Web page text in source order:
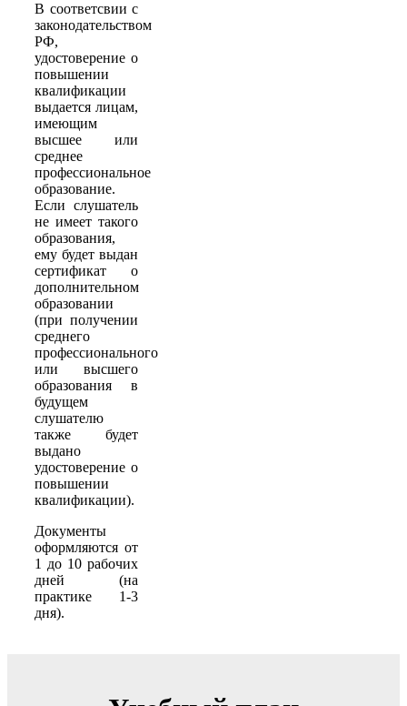
В соответсвии с
законодательством
РФ,
удостоверение о
повышении
квалификации
выдается лицам,
имеющим
высшее или
среднее
профессиональное
образование.
Если слушатель
не имеет такого
образования,
ему будет выдан
сертификат о
дополнительном
образовании
(при получении
среднего
профессионального
или высшего
образования в
будущем
слушателю
также будет
выдано
удостоверение о
повышении
квалификации).
Документы
оформляются от
1 до 10 рабочих
дней (на
практике 1-3
дня).